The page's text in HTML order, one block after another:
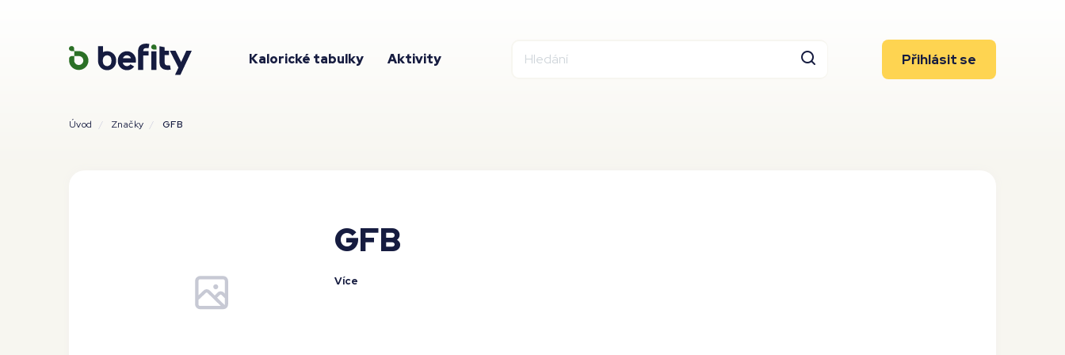
Kalorické tabulky Aktivity Přihlásit se
Úvod Značky GFB
GFB
Více